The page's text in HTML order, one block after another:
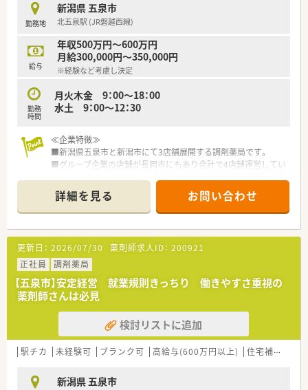
勤務地
新潟県 五泉市
北五泉駅 (JR磐越西線)
給与
年収500万円～600万円
月給300,000円～350,000円
※経験など考慮し決定
勤務
時間
月火木金 9：00～18：00
水土 9：00～12：30
≪企業特徴≫
■新潟県五泉市と新潟市にて3店舗展開する調剤薬局です。
■グループ企業の店舗が長岡市にもあり合計で4店舗運営してい
■4店舗全てクリニック門前に展開しており内科が主な応需科目
になります。
■社長は薬剤師で50代の男性です。非常に温和で優しい印象の
方です。
≪業務内容≫
■門前のクリニックは内科と小児科の2科を診療しているので複
数の処方箋を経験出来ます。
■1日の処方箋枚数は平均40枚～50枚です。
■外来対応に加え、在宅業務にも取り組んでいます。
≪環境について≫
■患者様はご年配の方が多く、午前中に来局が集中する傾向があ
ります。
■社長と現場の距離が近く相談しやすい環境です。
■お休みを希望する際は社長がヘルプに入るので希望休は取り
詳細を見る お問い合わせ
更新日： 2026/07/30 薬剤師求人ID： 200921
正社員
調剤薬局
【五泉市】安定経営 就業規則きっちり 働きやすさ重視の
薬剤師さんは必見
検討リストに追加
駅チカ 未経験可 ブランク可 高給与(600万円以上) 住宅補助(手当)あり
新潟県 五泉市